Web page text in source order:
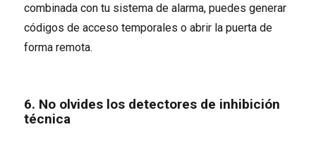
combinada con tu sistema de alarma, puedes generar
códigos de acceso temporales o abrir la puerta de
forma remota.
6. No olvides los detectores de inhibición
técnica